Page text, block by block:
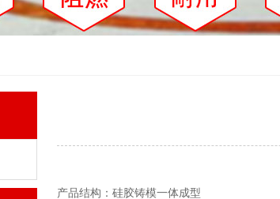
产品结构：硅胶铸模一体成型